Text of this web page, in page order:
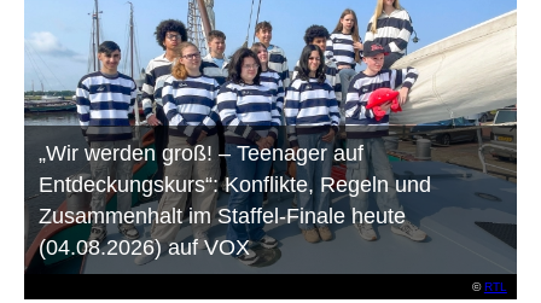
©RTL
„Wir werden groß! – Teenager auf
Entdeckungskurs“: Konflikte, Regeln und
Zusammenhalt im Staffel-Finale heute
(04.08.2026) auf VOX